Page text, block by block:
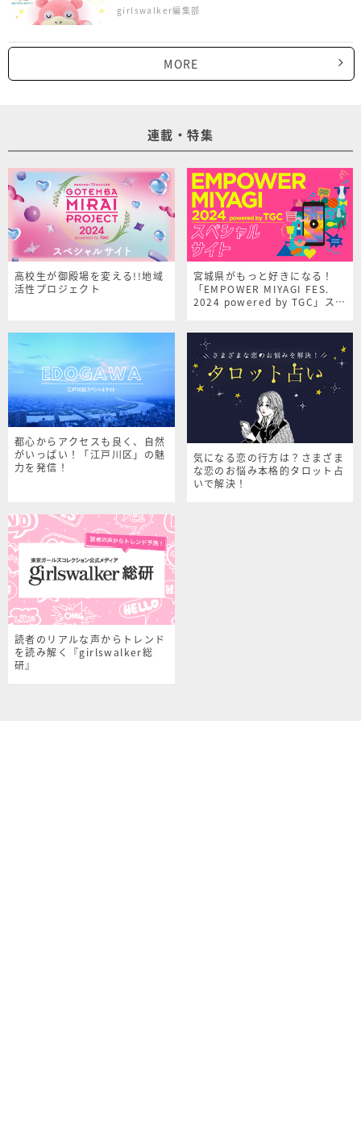
girlswalker編集部
MORE
連載・特集
高校生が御殿場を変える!!地域
活性プロジェクト
宮城県がもっと好きになる！
「EMPOWER MIYAGI FES.
2024 powered by TGC」スペ
都心からアクセスも良く、自然
がいっぱい！「江戸川区」の魅
力を発信！
気になる恋の行方は？さまざま
な恋のお悩み本格的タロット占
いで解決！
読者のリアルな声からトレンド
を読み解く『girlswalker総
研』